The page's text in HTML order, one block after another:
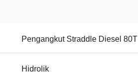
Pengangkut Straddle Diesel 80T
Hidrolik